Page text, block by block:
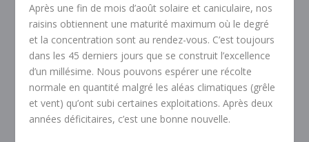
Après une fin de mois d’août solaire et caniculaire, nos
raisins obtiennent une maturité maximum où le degré
et la concentration sont au rendez-vous. C’est toujours
dans les 45 derniers jours que se construit l’excellence
d’un millésime. Nous pouvons espérer une récolte
normale en quantité malgré les aléas climatiques (grêle
et vent) qu’ont subi certaines exploitations. Après deux
années déficitaires, c’est une bonne nouvelle.